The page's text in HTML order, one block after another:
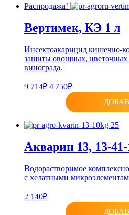
Распродажа!
Вертимек, КЭ 1 л
Инсектоакарицид кишечно-
защиты овощных, цветочных
винограда.
9 714₽ 4 750₽
Акварин 13, 13-
Водорастворимое
с хелатными
2 140₽